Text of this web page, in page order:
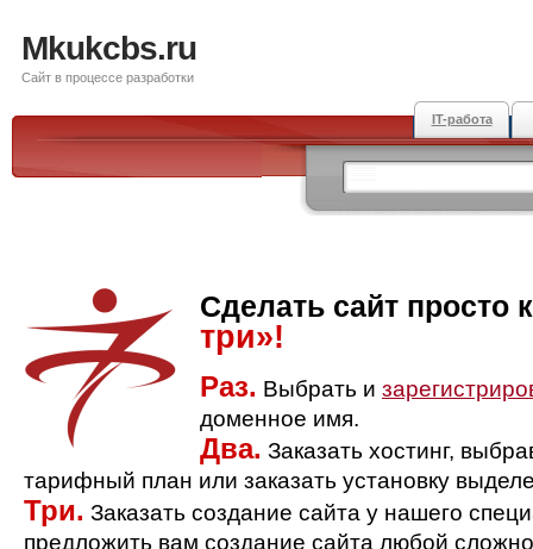
Mkukcbs.ru
Сайт в процессе разработки
IT-работа
Сделать сайт просто
три»!
Раз. Выбрать и
доменное имя.
Два. Заказать хостинг,
тарифный план или заказать установку
Три. Заказать создание сайта у нашего
предложить вам создание сайта любой